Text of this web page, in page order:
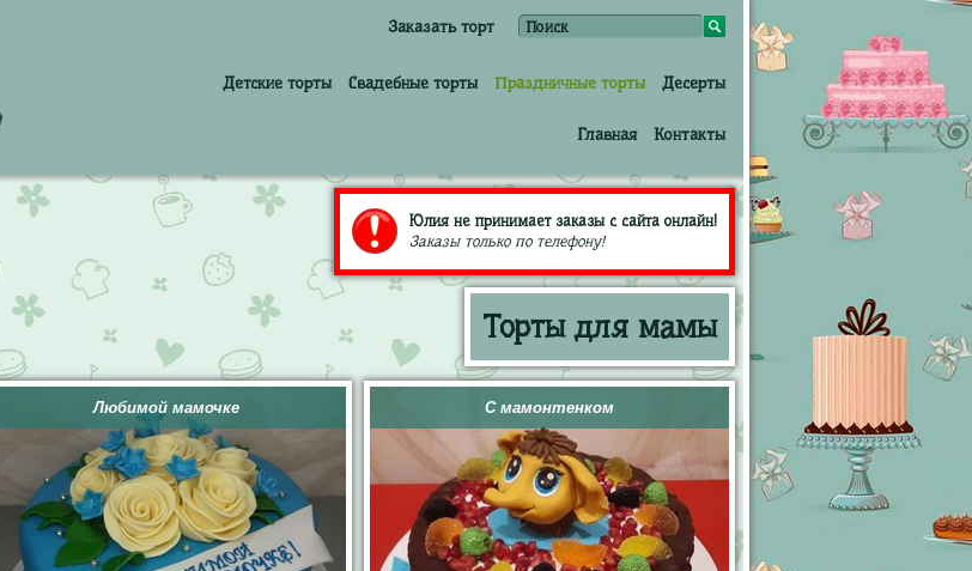
Заказать торт
Детские торты Свадебные торты Праздничные торты Десерты
Главная Контакты
Юлия не принимает заказы с сайта онлайн!
Заказы только по телефону!
Торты для мамы
Любимой мамочке С мамонтенком